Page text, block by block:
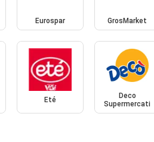
Eurospar GrosMarket
Eté
Deco
Supermercati